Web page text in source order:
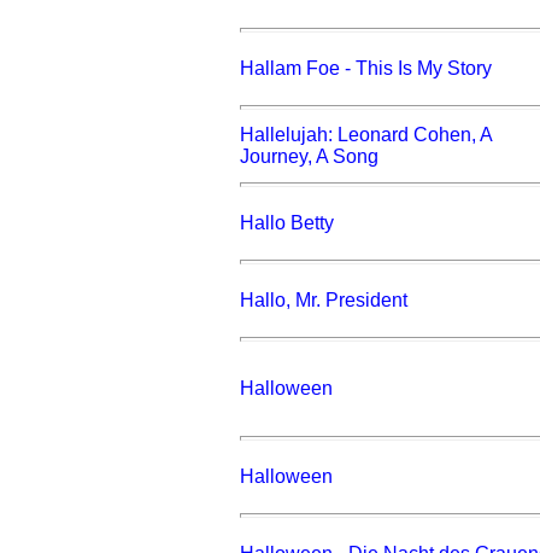
Hallam Foe - This Is My Story
Hallelujah: Leonard Cohen, A
Journey, A Song
Hallo Betty
Hallo, Mr. President
Halloween
Halloween